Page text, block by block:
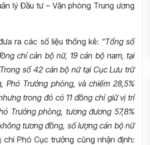
lý Đầu tư – Văn phòng Trung ương
ra các số liệu thống kê: “Tổng số
chí cán bộ nữ, 19 cán bộ nam, tại
số 42 cán bộ nữ tại Cục Lưu trữ
Phó Trưởng phòng, và chiếm 28,5%
trong đó có 11 đồng chí giữ vị trí
Trưởng phòng, tương đương 57,8%
tương đồng, số lượng cán bộ nữ
chí Phó Cục trưởng cũng nhận định: